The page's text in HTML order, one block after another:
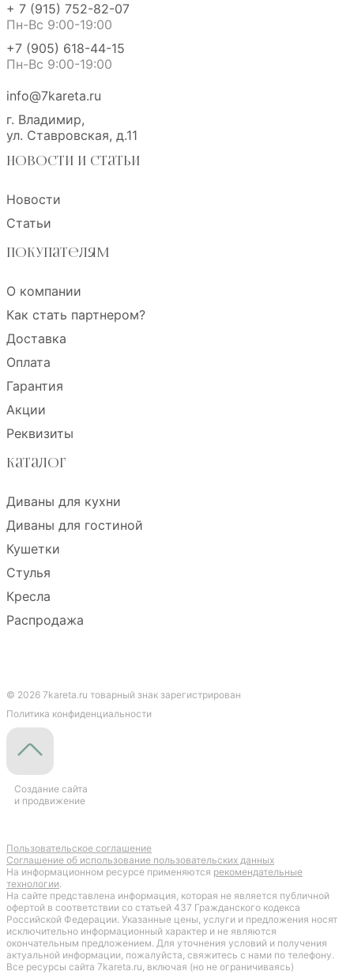
+ 7 (915) 752-82-07
Пн-Вс 9:00-19:00
+7 (905) 618-44-15
Пн-Вс 9:00-19:00
info@7kareta.ru
г. Владимир,
ул. Ставровская, д.11
Новости и статьи
Новости
Статьи
Покупателям
О компании
Как стать партнером?
Доставка
Оплата
Гарантия
Акции
Реквизиты
Каталог
Диваны для кухни
Диваны для гостиной
Кушетки
Стулья
Кресла
Распродажа
© 2026 7kareta.ru товарный знак зарегистрирован
Политика конфиденциальности
Создание сайта
и продвижение
Пользовательское соглашение
Cоглашение об использование пользовательских данных
На информационном ресурсе применяются рекомендательные
технологии.
На сайте представлена информация, которая не является публичной
офертой в соответствии со статьей 437 Гражданского кодекса
Российской Федерации. Указанные цены, услуги и предложения носят
исключительно информационный характер и не являются
окончательным предложением. Для уточнения условий и получения
актуальной информации, пожалуйста, свяжитесь с нами по телефону.
Все ресурсы сайта 7kareta.ru, включая (но не ограничиваясь)